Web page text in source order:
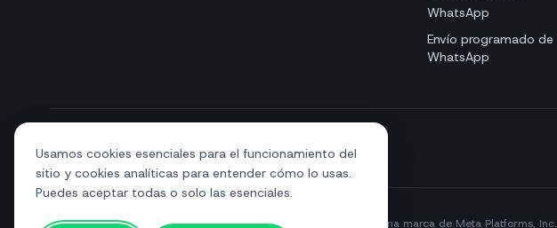
Usamos cookies esenciales para el funcionamiento del
sitio y cookies analíticas para entender cómo lo usas.
Puedes aceptar todas o solo las esenciales.
WhatsApp
Envío programado de
WhatsApp
+39 081 544 7792info@sendapp.live
© 2026 SendApp. Todos los derechos reservados. WhatsApp es una marca de Meta Platforms, Inc.